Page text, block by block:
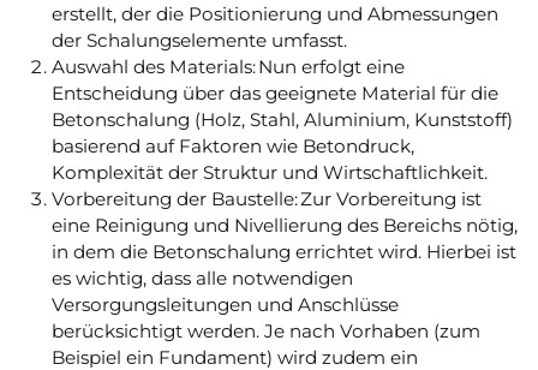
erstellt, der die Positionierung und Abmessungen
der Schalungselemente umfasst.
Auswahl des Materials: Nun erfolgt eine
Entscheidung über das geeignete Material für die
Betonschalung (Holz, Stahl, Aluminium, Kunststoff)
basierend auf Faktoren wie Betondruck,
Komplexität der Struktur und Wirtschaftlichkeit.
Vorbereitung der Baustelle: Zur Vorbereitung ist
eine Reinigung und Nivellierung des Bereichs nötig,
in dem die Betonschalung errichtet wird. Hierbei ist
es wichtig, dass alle notwendigen
Versorgungsleitungen und Anschlüsse
berücksichtigt werden. Je nach Vorhaben (zum
Beispiel ein Fundament) wird zudem ein